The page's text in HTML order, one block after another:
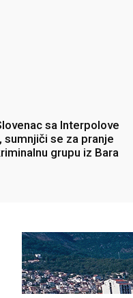
sa Interpolove
sumnjiči se za pranje
grupu iz Bara